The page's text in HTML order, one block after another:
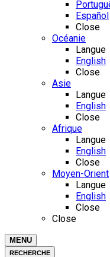
Español
Close
Océanie
Langue
English
Close
Asie
Langue
English
Close
Afrique
Langue
English
Close
Moyen-Orient
Langue
English
Close
Close
MENU
RECHERCHE